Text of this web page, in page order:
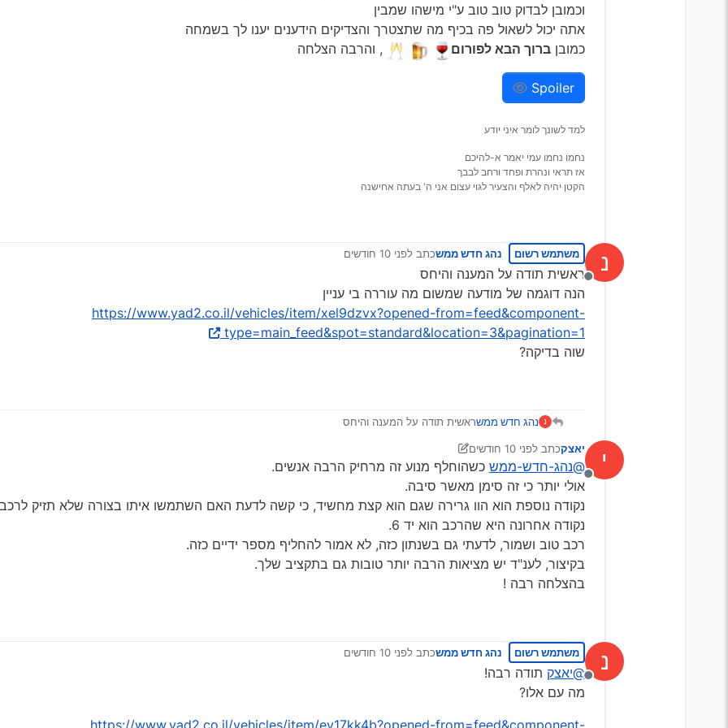
וכמובן לבדוק טוב טוב ע"י מישהו שמבין
אתה יכול לשאול פה בכיף מה שתצטרך והצדיקים הידענים יענו לך בשמחה
כמובן ברוך הבא לפורום , והרבה הצלחה
Spoiler
למד לשונך לומר איני יודע
נחמו נחמו עמי יאמר א-להיכם
אז תראי ונהרת ופחד ורחב לבבך
הקטן יהיה לאלף והצעיר לגוי עצום אני ה' בעתה אחישנה
נ
מנותק
משתמש רשום נהג חדש ממשכתב לפני 10 חודשים
נערך לאחרונה על ידי
ראשית תודה על המענה והיחס
הנה דוגמה של מודעה שמשום מה עוררה בי עניין
https://www.yad2.co.il/vehicles/item/xel9dzvx?opened-from=feed&component-
type=main_feed&spot=standard&location=3&pagination=1
שוה בדיקה?
נ נהג חדש ממשראשית תודה על המענה והיחס
https://www.yad2.co.il/vehicles/item/xel9dzvx?opened-from=feed&component-
type=main_feed&spot=standard&location=3&pagination=1
שוה בדיקה?
י
מנותק
יאצקכתב לפני 10 חודשים
נערך לאחרונה על ידי יאצק
@נהג-חדש-ממש כשהוחלף מנוע זה מרחיק הרבה אנשים.
אולי יותר כי זה סימן מאשר סיבה.
נקודה נוספת הוא הוו גרירה שגם הוא קצת מחשיד, כי קשה לדעת האם השתמשו איתו בצורה שלא תזיק
נקודה אחרונה היא שהרכב הוא יד 6.
רכב טוב ושמור, לדעתי גם בשנתון כזה, לא אמור להחליף מספר ידיים כזה.
בקיצור, לענ"ד יש מציאות הרבה יותר טובות גם בתקציב שלך.
בהצלחה רבה !
נ
מנותק
משתמש רשום נהג חדש ממשכתב לפני 10 חודשים
נערך לאחרונה על ידי
@יאצק תודה רבה!
מה עם אלו?
https://www.yad2.co.il/vehicles/item/ey17kk4b?opened-from=feed&component-